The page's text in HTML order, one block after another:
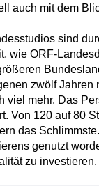
auch mit dem
sind
wie ORF-
zwölf Jahren
viel mehr. Das
Von 120 auf 80
das
genutzt
zu investieren.